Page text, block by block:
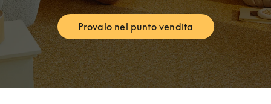
Provalo nel punto vendita
Link Opens in New Tab